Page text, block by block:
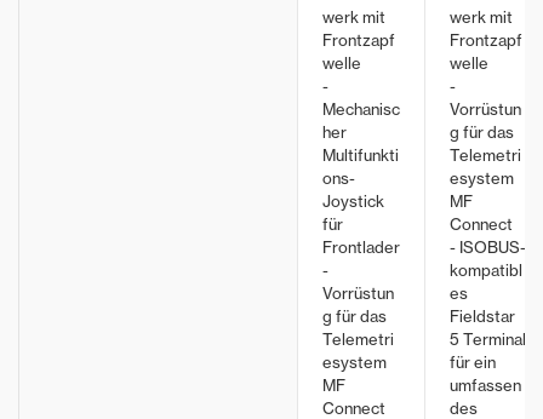
werk mit
Frontzapf
welle
-
Mechanisc
her
Multifunkti
ons-
Joystick
für
Frontlader
-
Vorrüstun
g für das
Telemetri
esystem
MF
Connect
werk mit
Frontzapf
welle
-
Vorrüstun
g für das
Telemetri
esystem
MF
Connect
- ISOBUS-
kompatibl
es
Fieldstar
5 Terminal
für ein
umfassen
des